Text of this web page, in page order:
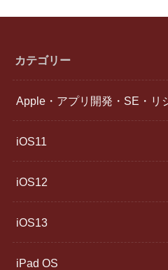
カテゴリー
Apple・アプリ開発・SE・リ
iOS11
iOS12
iOS13
iPad OS